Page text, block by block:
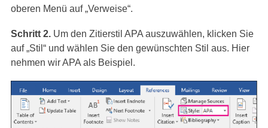
oberen Menü auf „Verweise“.
Schritt 2.Um den Zitierstil APA auszuwählen, klicken Sie
auf „Stil“ und wählen Sie den gewünschten Stil aus. Hier
nehmen wir APA als Beispiel.